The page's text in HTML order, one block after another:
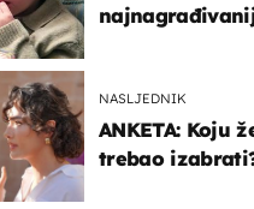
NASLJEDNIK
ANKETA: Koju
trebao